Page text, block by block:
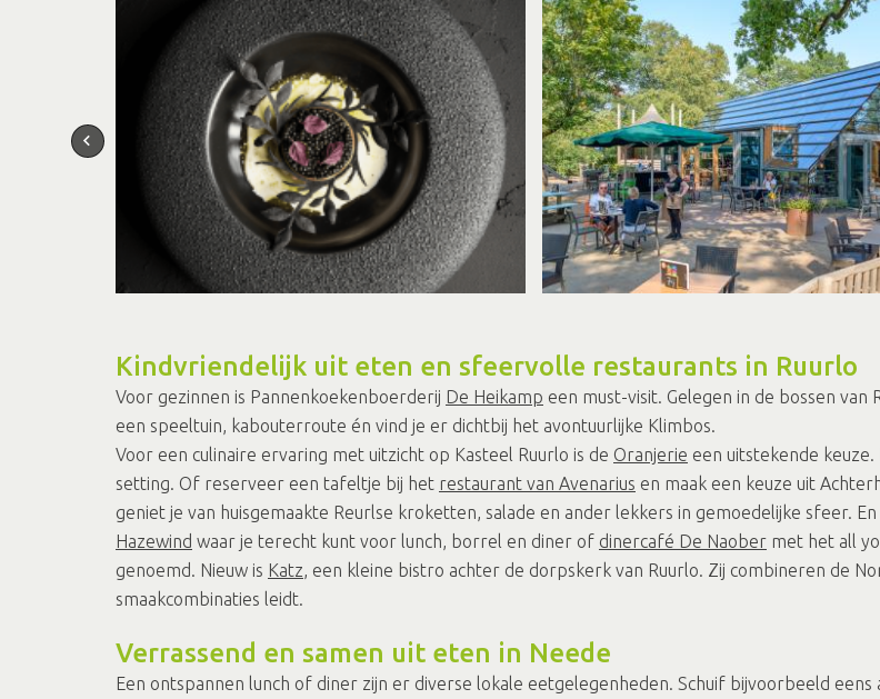
Kindvriendelijk uit eten en sfeervolle restaurants in Ruurlo
Voor gezinnen is Pannenkoekenboerderij De Heikamp een must-visit. Gelegen in de bossen
een speeltuin, kabouterroute én vind je er dichtbij het avontuurlijke Klimbos.
Voor een culinaire ervaring met uitzicht op Kasteel Ruurlo is de Oranjerie een uitstekende
setting. Of reserveer een tafeltje bij het restaurant van Avenarius en maak een keuze uit
geniet je van huisgemaakte Reurlse kroketten, salade en ander lekkers in gemoedelijke sfeer.
Hazewind waar je terecht kunt voor lunch, borrel en diner of dinercafé De Naober met het all
genoemd. Nieuw is Katz, een kleine bistro achter de dorpskerk van Ruurlo. Zij combineren de
smaakcombinaties leidt.
Verrassend en samen uit eten in Neede
Een ontspannen lunch of diner zijn er diverse lokale eetgelegenheden. Schuif bijvoorbeeld eens